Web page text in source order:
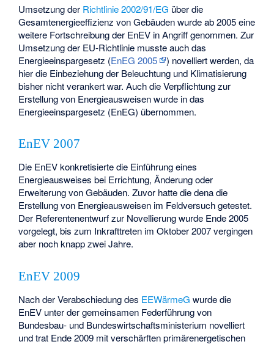
Umsetzung der Richtlinie 2002/91/EG über die
Gesamtenergieeffizienz von Gebäuden wurde ab 2005 eine
weitere Fortschreibung der EnEV in Angriff genommen. Zur
Umsetzung der EU-Richtlinie musste auch das
Energieeinspargesetz (EnEG 2005
) novelliert werden, da
hier die Einbeziehung der Beleuchtung und Klimatisierung
bisher nicht verankert war. Auch die Verpflichtung zur
Erstellung von Energieausweisen wurde in das
Energieeinspargesetz (EnEG) übernommen.
EnEV 2007
Die EnEV konkretisierte die Einführung eines
Energieausweises bei Errichtung, Änderung oder
Erweiterung von Gebäuden. Zuvor hatte die dena die
Erstellung von Energieausweisen im Feldversuch getestet.
Der Referentenentwurf zur Novellierung wurde Ende 2005
vorgelegt, bis zum Inkrafttreten im Oktober 2007 vergingen
aber noch knapp zwei Jahre.
EnEV 2009
Nach der Verabschiedung des EEWärmeG wurde die
EnEV unter der gemeinsamen Federführung von
Bundesbau- und Bundeswirtschaftsministerium novelliert
und trat Ende 2009 mit verschärften primärenergetischen